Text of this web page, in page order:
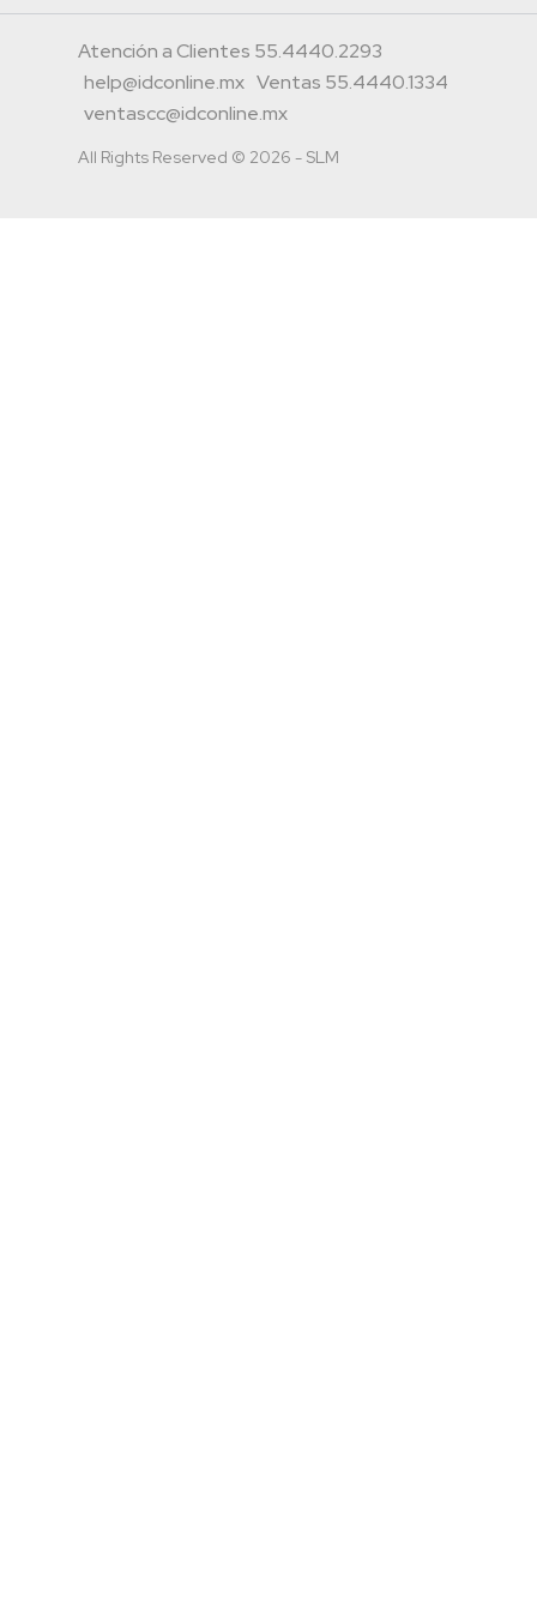
Atención a Clientes 55.4440.2293
help@idconline.mx Ventas 55.4440.1334
ventascc@idconline.mx
All Rights Reserved © 2026 - SLM